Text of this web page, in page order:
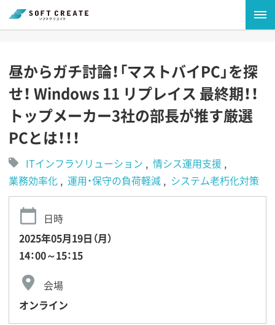
昼からガチ討論！「マストバイPC」を探
せ！ Windows 11 リプレイス 最終期！！
トップメーカー3社の部長が推す厳選
PCとは！！！
ITインフラソリューション
情シス運用支援
業務効率化
運用・保守の負荷軽減 システム老朽化対策
日時
2025年05月19日（月）
14：00～15：15
会場
オンライン